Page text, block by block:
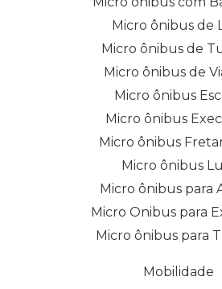
Micro ônibus de
Micro ônibus de
Micro ônibus de
Micro ônibus
Micro ônibus
Micro ônibus
Micro ônibus
Micro ônibus para
Micro Onibus para
Micro ônibus para
Mobilidade